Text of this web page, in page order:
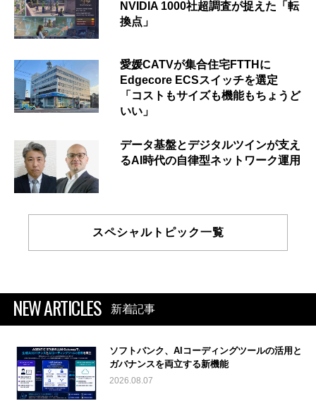
NVIDIA 1000社超調査が捉えた「転
換点」
愛媛CATVが集合住宅FTTHに
Edgecore ECSスイッチを選定
「コストもサイズも機能もちょうど
いい」
データ基盤とデジタルツインが支え
るAI時代の自律型ネットワーク運用
スペシャルトピック一覧
NEW ARTICLES 新着記事
ソフトバンク、AIコーディングツールの活用と
ガバナンスを両立する新機能
2026.08.07